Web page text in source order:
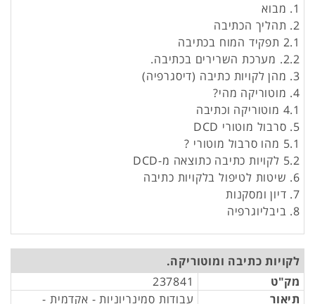
1. מבוא
2. תהליך הכתיבה
2.1 תפקיד המוח בכתיבה
2.2. מערכת השרירים בכתיבה.
3. מהן לקויות כתיבה (דיסגרפיה)
4. מוטוריקה מהי?
4.1 מוטוריקה וכתיבה
5. סרבול מוטורי DCD
5.1 מהו סרבול מוטורי ?
5.2 לקויות כתיבה כתוצאה מ-DCD
6. שיטות לטיפול בלקויות כתיבה
7. דיון ומסקנות
8. ביבליוגרפיה
לקויות כתיבה ומוטוריקה.
מק"ט
237841
תיאור
עבודות סמינריוניות - אקדמית -